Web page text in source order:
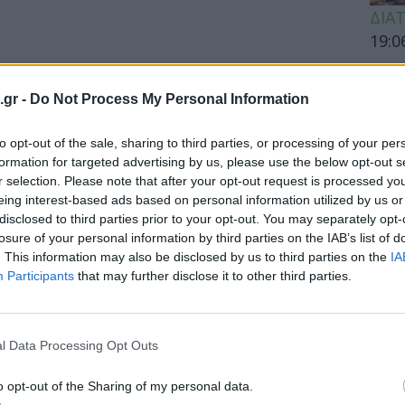
- Do Not Process My Personal Information
opt-out of the sale, sharing to third parties, or processing of your
for targeted advertising by us, please use the below opt-out
selection. Please note that after your opt-out request is processed
interest-based ads based on personal information utilized by us
to third parties prior to your opt-out. You may separately
of your personal information by third parties on the IAB’s list of
This information may also be disclosed by us to third parties on the
Participants that may further disclose it to other third parties.
Data Processing Opt Outs
opt-out of the Sharing of my personal data.
γνωρίζουν ότι το 95% του
χαθεί μέχρι τα 35
φαίνεται ότι αγνοούν οι
έχει τα...